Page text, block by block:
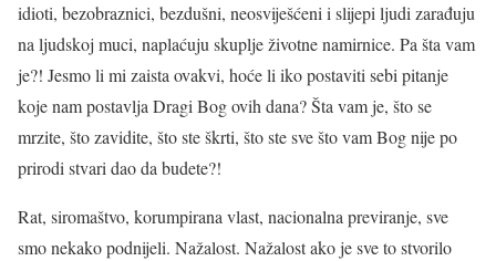
idioti, bezobraznici, bezdušni, neosviješćeni i slijepi ljudi zarađuju
na ljudskoj muci, naplaćuju skuplje životne namirnice. Pa šta vam
je?! Jesmo li mi zaista ovakvi, hoće li iko postaviti sebi pitanje
koje nam postavlja Dragi Bog ovih dana? Šta vam je, što se
mrzite, što zavidite, što ste škrti, što ste sve što vam Bog nije po
prirodi stvari dao da budete?!
Rat, siromaštvo, korumpirana vlast, nacionalna previranje, sve
smo nekako podnijeli. Nažalost. Nažalost ako je sve to stvorilo